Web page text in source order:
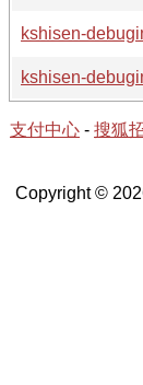
kshisen-
kshisen-
支付中心 - 搜狐
Copyright ©